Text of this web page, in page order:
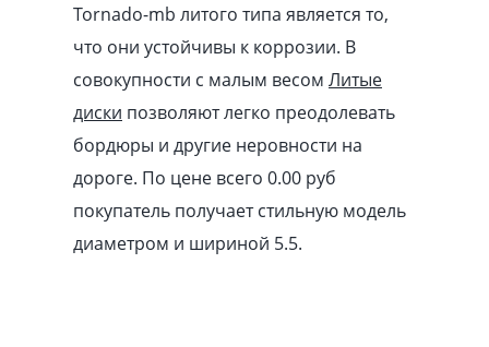
Tornado-mb литого типа является то,
что они устойчивы к коррозии. В
совокупности с малым весом Литые
диски позволяют легко преодолевать
бордюры и другие неровности на
дороге. По цене всего 0.00 pуб
покупатель получает стильную модель
диаметром и шириной 5.5.